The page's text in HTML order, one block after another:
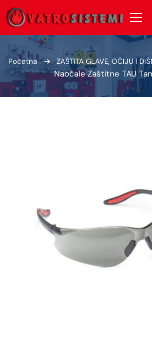
Početna ZAŠTITA GLAVE, OČIJU I
Naočale Zaštitne TAU